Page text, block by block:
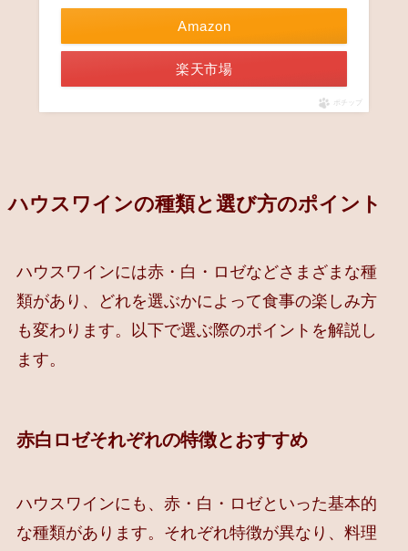
Amazon
楽天市場
ポチップ
ハウスワインの種類と選び方のポイント
ハウスワインには赤・白・ロゼなどさまざまな種
類があり、どれを選ぶかによって食事の楽しみ方
も変わります。以下で選ぶ際のポイントを解説し
ます。
赤白ロゼそれぞれの特徴とおすすめ
ハウスワインにも、赤・白・ロゼといった基本的
な種類があります。それぞれ特徴が異なり、料理